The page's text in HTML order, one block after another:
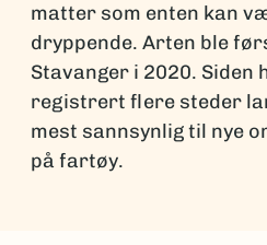
matter som enten kan
dryppende. Arten ble
Stavanger i 2020. Siden
registrert flere steder
mest sannsynlig til nye
på fartøy.